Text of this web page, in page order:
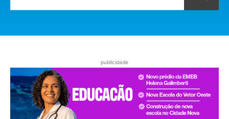
publicidade